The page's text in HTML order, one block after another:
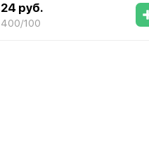
соус «Барбекю»
24 руб.
400/100